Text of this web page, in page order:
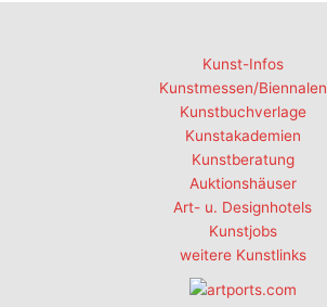
Kunst-Infos
Kunstmessen/Biennalen
Kunstbuchverlage
Kunstakademien
Kunstberatung
Auktionshäuser
Art- u. Designhotels
Kunstjobs
weitere Kunstlinks